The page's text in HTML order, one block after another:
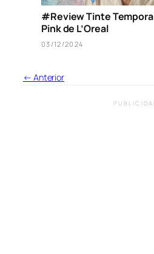
#Review Tinte
Pink de L’Oreal
03/12/2024
← Anterior